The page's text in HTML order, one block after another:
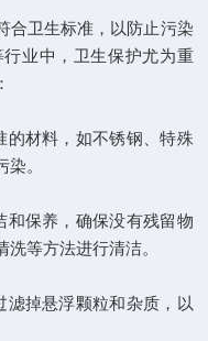
卫生标准，以防止污染
业中，卫生保护尤为重
材料，如不锈钢、特殊
。
保养，确保没有残留物
等方法进行清洁。
掉悬浮颗粒和杂质，以